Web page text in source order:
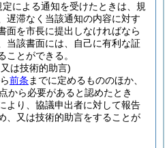
定による通知を受けたときは、規
遅滞なく当該通知の内容に対す
面を市長に提出しなければなら
当該書面には、自己に有利な証
ことができる。
は技術的助言)
前条 までに定めるもののほか、
から必要があると認めたとき
より、協議申出者に対して報告
、又は技術的助言をすることが